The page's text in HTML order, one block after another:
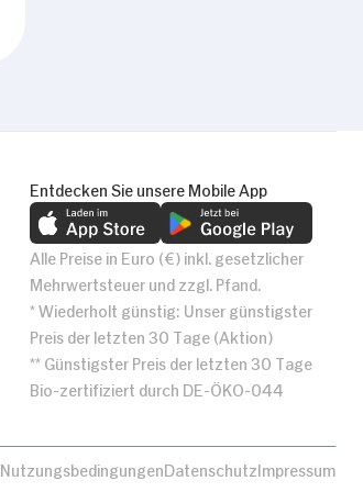
Entdecken Sie unsere Mobile App
Alle Preise in Euro (€) inkl. gesetzlicher
Mehrwertsteuer und zzgl. Pfand.
* Wiederholt günstig: Unser günstigster
Preis der letzten 30 Tage (Aktion)
** Günstigster Preis der letzten 30 Tage
Bio-zertifiziert durch DE-ÖKO-044
NutzungsbedingungenDatenschutzImpressum